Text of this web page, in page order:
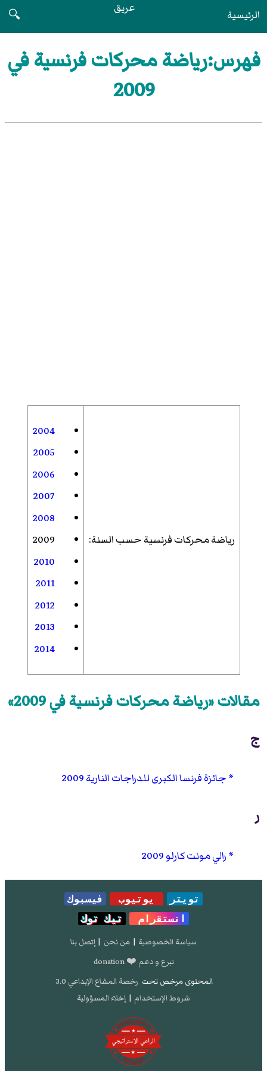
الرئيسية عريق
🔍
فهرس:رياضة محركات فرنسية في
2009
رياضة محركات فرنسية حسب السنة:
2004
2005
2006
2007
2008
2009
2010
2011
2012
2013
2014
مقالات «رياضة محركات فرنسية في 2009»
ج
جائزة فرنسا الكبرى للدراجات النارية 2009
ر
رالي مونت كارلو 2009
تويتر يوتيوب
فيسبوك
انستقرام
تيك توك
سياسة الخصوصية | من نحن | إتصل بنا
تبرع و دعم ❤️ donation
المحتوى مرخص تحت رخصة المشاع الإبداعي 3.0
شروط الإستخدام | إخلاء المسؤولية